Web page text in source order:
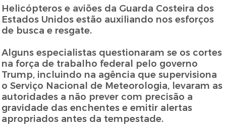
Helicópteros e aviões da Guarda Costeira dos
Estados Unidos estão auxiliando nos esforços
de busca e resgate.
Alguns especialistas questionaram se os cortes
na força de trabalho federal pelo governo
Trump, incluindo na agência que supervisiona
o Serviço Nacional de Meteorologia, levaram as
autoridades a não prever com precisão a
gravidade das enchentes e emitir alertas
apropriados antes da tempestade.